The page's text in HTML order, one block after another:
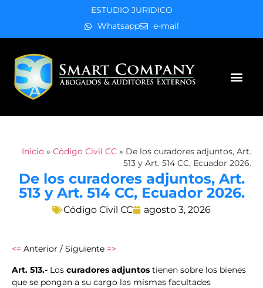
ESTUDIO JURIDICO
Whatsapp
e-mail
Inicio » Código Civil CC » De los curadores adjuntos, Art.
513 y Art. 514 CC, Ecuador 2026.
De los curadores adjuntos, Art.
513 y Art. 514 CC, Ecuador 2026.
Código Civil CC agosto 3, 2026
<= Anterior / Siguiente =>
Art. 513.- Los curadores adjuntos tienen sobre los bienes
que se pongan a su cargo las mismas facultades